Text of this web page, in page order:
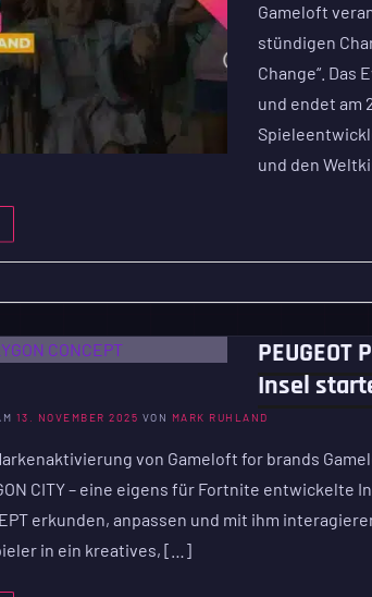
Gameloft
stündigen
Change“. Das
und endet am
und den
PEUGEOT
Insel
13. NOVEMBER 2025 VON MARK RUHLAND
von Gameloft for brands
CITY – eine eigens für Fortnite
erkunden, anpassen und mit ihm
in ein kreatives, […]